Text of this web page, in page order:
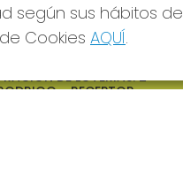
DE LOTERIAS: 2-
- RECEPTOR
según sus hábitos de
Cookies AQUÍ.